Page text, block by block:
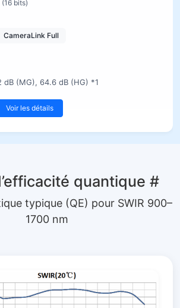
bits)
CameraLink Full
dB (MG), 64.6 dB (HG) *1
Voir les détails
quantique #
typique (QE) pour SWIR 900–
1700 nm